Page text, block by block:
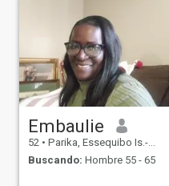
Embaulie
52 • Parika, Essequibo Is.-West Demerara, Guyana
Buscando: Hombre 55 - 65